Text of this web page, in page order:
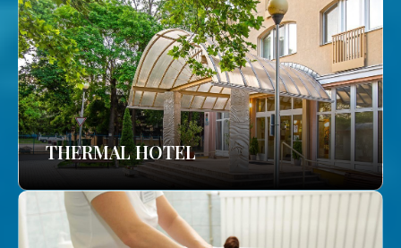
THERMAL HOTEL